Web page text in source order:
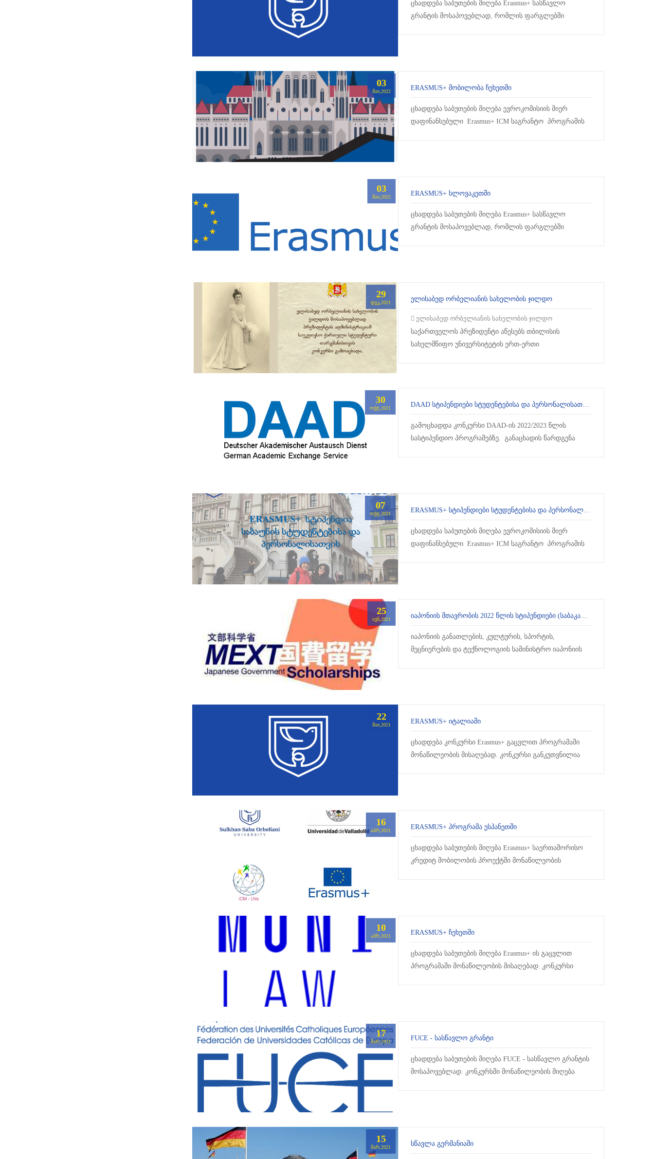
ცხადდება საბუთების მიღება Erasmus+ სასწავლო
გრანტის მოსაპოვებლად, რომლის ფარგლებში
03
ᲛᲐᲘ,2022 ERASMUS+ ᲛᲝᲑᲘᲚᲝᲑᲐ ᲩᲔᲮᲔᲗᲨᲘ
ცხადდება საბუთების მიღება ევროკომისიის მიერ
დაფინანსებული Erasmus+ ICM საგრანტო პროგრამის
03
ᲛᲐᲘ,2022 ERASMUS+ ᲡᲚᲝᲕᲐᲙᲔᲗᲨᲘ
ცხადდება საბუთების მიღება Erasmus+ სასწავლო
გრანტის მოსაპოვებლად, რომლის ფარგლებში
29
ᲓᲔᲙ,2021 ᲔᲚᲘᲡᲐᲑᲔᲓ ᲝᲠᲑᲔᲚᲘᲐᲜᲘᲡ ᲡᲐᲮᲔᲚᲝᲑᲘᲡ ᲯᲘᲚᲓᲝ
ელისაბედ ორბელიანის სახელობის ჯილდო
საქართველოს პრეზიდენტი აწესებს თბილისის
სახელმწიფო უნივერსიტეტის ერთ-ერთი
30
ᲝᲥᲢ,2021 DAAD ᲡᲢᲘᲞᲔᲜᲓᲘᲔᲑᲘ ᲡᲢᲣᲓᲔᲜᲢᲔᲑᲘᲡᲐ ᲓᲐ ᲞᲔᲠᲡᲝᲜᲐᲚᲘᲡᲐᲗᲕᲘᲡ
გამოცხადდა კონკურსი DAAD-ის 2022/2023 წლის
სასტიპენდიო პროგრამებზე. განაცხადის წარდგენა
07
ᲝᲥᲢ,2021 ERASMUS+ ᲡᲢᲘᲞᲔᲜᲓᲘᲔᲑᲘ ᲡᲢᲣᲓᲔᲜᲢᲔᲑᲘᲡᲐ ᲓᲐ ᲞᲔᲠᲡᲝᲜᲐᲚᲘᲡᲐᲗᲕᲘᲡ
ცხადდება საბუთების მიღება ევროკომისიის მიერ
დაფინანსებული Erasmus+ ICM საგრანტო პროგრამის
25
ᲘᲕᲜ,2021 ᲘᲐᲞᲝᲜᲘᲘᲡ ᲛᲗᲐᲕᲠᲝᲑᲘᲡ 2022 ᲬᲚᲘᲡ ᲡᲢᲘᲞᲔᲜᲓᲘᲔᲑᲘ (ᲡᲐᲑᲐᲙᲐᲚᲐᲕᲠᲝ ᲞᲠᲝᲒᲠᲐᲛᲐ ᲓᲐ ᲛᲙᲕᲚᲔᲕᲐᲠᲘᲡ ᲞᲠᲝᲒᲠᲐᲛᲐ)
იაპონიის განათლების, კულტურის, სპორტის,
მეცნიერების და ტექნოლოგიის სამინისტრო იაპონიის
22
ᲛᲐᲘ,2021 ERASMUS+ ᲘᲢᲐᲚᲘᲐᲨᲘ
ცხადდება კონკურსი Erasmus+ გაცვლით პროგრამაში
მონაწილეობის მისაღებად. კონკურსი განკუთვნილია
16
ᲐᲞᲠ,2021 ERASMUS+ ᲞᲠᲝᲒᲠᲐᲛᲐ ᲔᲡᲞᲐᲜᲔᲗᲨᲘ
ცხადდება საბუთების მიღება Erasmus+ საერთაშორისო
კრედიტ მობილობის პროექტში მონაწილეობის
10
ᲐᲞᲠ,2021 ERASMUS+ ᲩᲔᲮᲔᲗᲨᲘ
ცხადდება საბუთების მიღება Erasmus+ ის გაცვლით
პროგრამაში მონაწილეობის მისაღებად. კონკურსი
17
ᲛᲐᲠ,2021 FUCE - ᲡᲐᲡᲬᲐᲕᲚᲝ ᲒᲠᲐᲜᲢᲘ
ცხადდება საბუთების მიღება FUCE - სასწავლო გრანტის
მოსაპოვებლად. კონკურსში მონაწილეობის მიღება
15
ᲛᲐᲠ,2021 ᲡᲬᲐᲕᲚᲐ ᲒᲔᲠᲛᲐᲜᲘᲐᲨᲘ